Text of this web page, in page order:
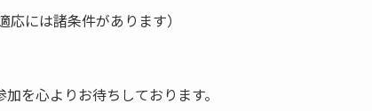
には諸条件があります）
を心よりお待ちしております。